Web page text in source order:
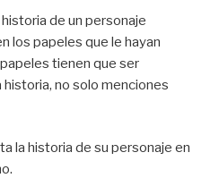
de un personaje
los papeles que le hayan
tienen que ser
no solo menciones
la historia de su personaje en